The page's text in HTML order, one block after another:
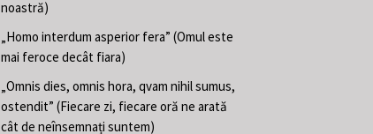
noastră)
„Homo interdum asperior fera” (Omul este
mai feroce decât fiara)
„Omnis dies, omnis hora, qvam nihil sumus,
ostendit” (Fiecare zi, fiecare oră ne arată
cât de neînsemnați suntem)